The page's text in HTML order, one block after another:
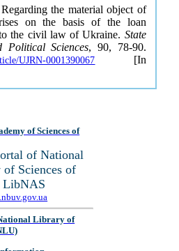
the material object of
on the basis of the loan
the civil law of Ukraine. State
Sciences, 90, 78-90.
UJRN-0001390067 [In
of Sciences of
of National
of Sciences of
LibNAS
Library of